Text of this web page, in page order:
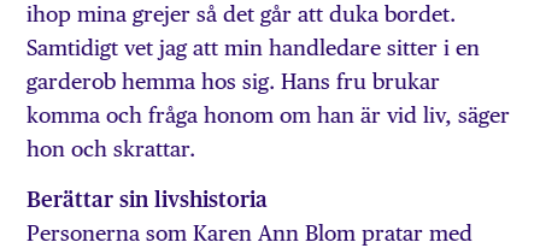
ihop mina grejer så det går att duka bordet.
Samtidigt vet jag att min handledare sitter i en
garderob hemma hos sig. Hans fru brukar
komma och fråga honom om han är vid liv, säger
hon och skrattar.
Berättar sin livshistoria
Personerna som Karen Ann Blom pratar med